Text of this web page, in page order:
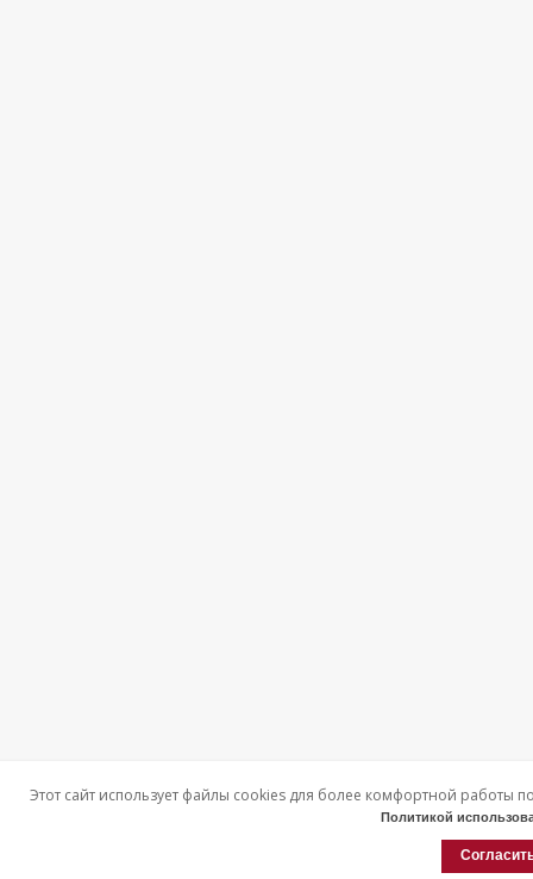
Этот сайт использует файлы cookies для более комфортной работы
Политикой